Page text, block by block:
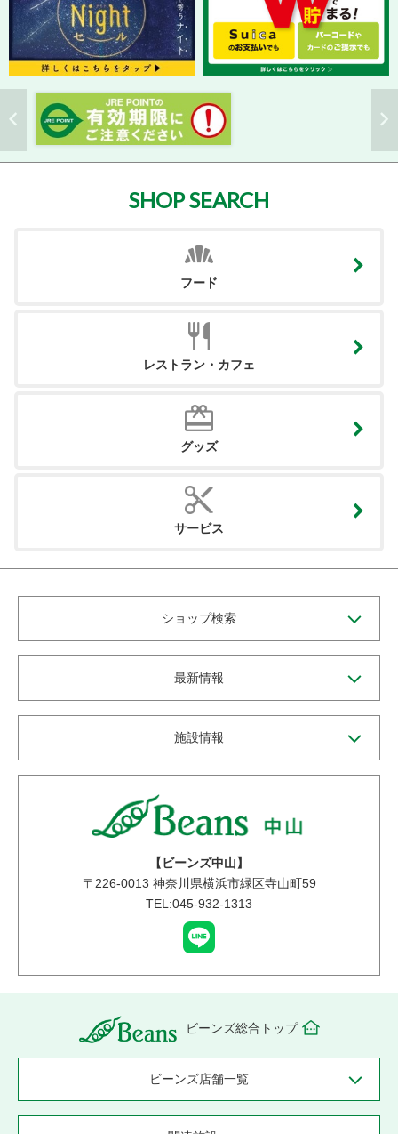
SHOP SEARCH
フード
レストラン・カフェ
グッズ
サービス
ショップ検索
最新情報
施設情報
【ビーンズ中山】
〒 226-0013 神奈川県横浜市緑区寺山町59
TEL:045-932-1313
ビーンズ総合トップ
ビーンズ店舗一覧